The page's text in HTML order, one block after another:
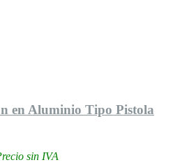
en Aluminio Tipo Pistola
sin IVA